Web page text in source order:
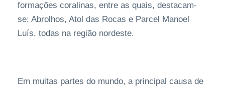
formações coralinas, entre as quais, destacam-
se: Abrolhos, Atol das Rocas e Parcel Manoel
Luís, todas na região nordeste.
Em muitas partes do mundo, a principal causa de